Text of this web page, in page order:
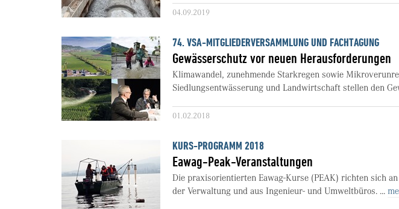
04.09.2019
74. VSA-MITGLIEDERVERSAMMLUNG UND FACHTAGUNG
Gewässerschutz vor neuen Herausforderungen
Klimawandel, zunehmende Starkregen sowie
Siedlungsentwässerung und Landwirtschaft stellen den
01.02.2018
KURS-PROGRAMM 2018
Eawag-Peak-Veranstaltungen
Die praxisorientierten Eawag-Kurse (PEAK) richten sich
der Verwaltung und aus Ingenieur- und Umweltbüros. ...